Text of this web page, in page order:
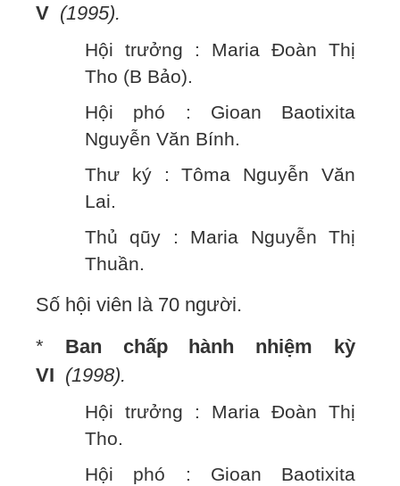
V (1995).
Hội trưởng : Maria Đoàn Thị
Tho (B Bảo).
Hội phó : Gioan Baotixita
Nguyễn Văn Bính.
Thư ký : Tôma Nguyễn Văn
Lai.
Thủ qũy : Maria Nguyễn Thị
Thuần.
Số hội viên là 70 người.
* Ban chấp hành nhiệm kỳ
VI (1998).
Hội trưởng : Maria Đoàn Thị
Tho.
Hội phó : Gioan Baotixita